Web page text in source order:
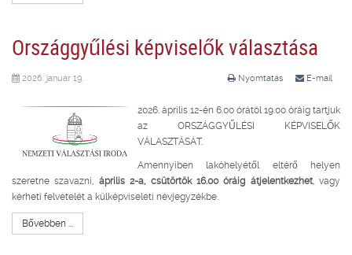
Országgyűlési képviselők választása
Nyomtatás E-mail
2026. január 19.
2026. április 12-én 6.00 órától 19.00 óráig tartjuk
az ORSZÁGGYŰLÉSI KÉPVISELŐK
VÁLASZTÁSÁT.
Amennyiben lakóhelyétől eltérő helyen
szeretne szavazni, április 2-a, csütörtök 16.00 óráig átjelentkezhet, vagy
kérheti felvételét a külképviseleti névjegyzékbe.
Bővebben ...